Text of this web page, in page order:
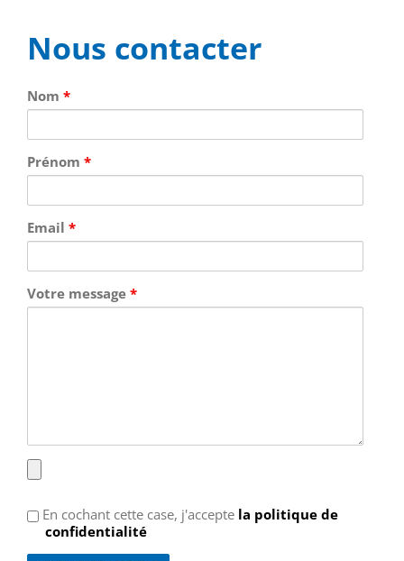
Nous contacter
Nom *
Prénom *
Email *
Votre message *
Fichier
joint
politique
En cochant cette case, j'accepte la politique de
confidentialité